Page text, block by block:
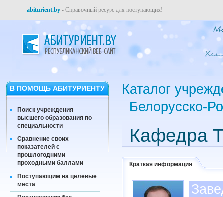
abiturient.by - Справочный ресурс для поступающих!
В ПОМОЩЬ АБИТУРИЕНТУ
Поиск учреждения
высшего образования по
специальности
Сравнение своих
показателей с
прошлогодними
проходными баллами
Поступающим на целевые
места
Каталог
Белорусско-
Кафедра
Краткая информация